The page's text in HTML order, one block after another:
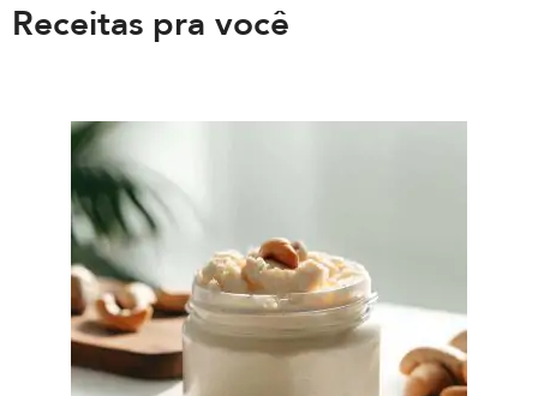
Receitas pra você